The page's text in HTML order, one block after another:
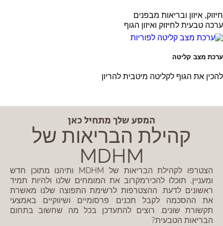
חיזוק, איזון ובריאות מבפנים
ערכה טבעית לחיזוק ואיזון הגוף
ערכת מצב קליטה
להכין את הגוף לקליטה מיטבית להריון
המסע שלך מתחיל כאן
קהילת הבריאות של
MDHM
הצטרפו לקהילת הבריאות של MDHM ותיהנו מתוכן חדש
ומעניין, תוכלו להכירמקרוב את המומחים שלנו ולהיות תמיד
ראשונים לדעת. ההצטרפות לרשימת התפוצה שלנו מאשרת
את ההסכמה לקבל תכנים פרסומיים ושיווקיים באמצעי
תקשורת שונים. רוצים להתעדכן בכל מה שחשוב בתחום
הבריאות הטבעית?